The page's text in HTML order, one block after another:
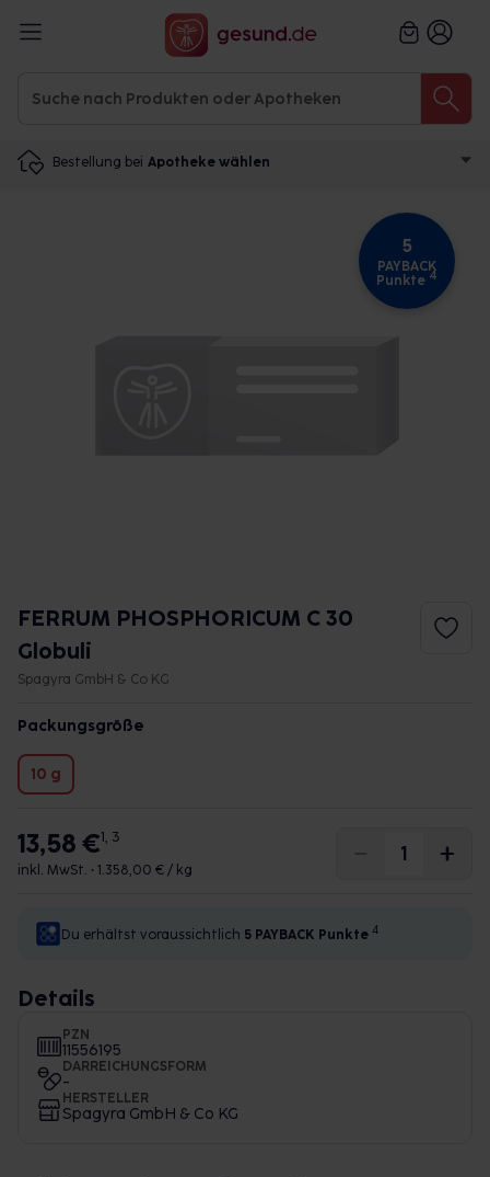
Bestellung bei Apotheke wählen
5
PAYBACK
Punkte 4
FERRUM PHOSPHORICUM C 30
Globuli
Spagyra GmbH & Co KG
Packungsgröße
10 g
13,58 €1, 3
inkl. MwSt. • 1.358,00 € / kg
Du erhältst voraussichtlich 5 PAYBACK Punkte 4
Details
PZN
11556195
DARREICHUNGSFORM
-
HERSTELLER
Spagyra GmbH & Co KG